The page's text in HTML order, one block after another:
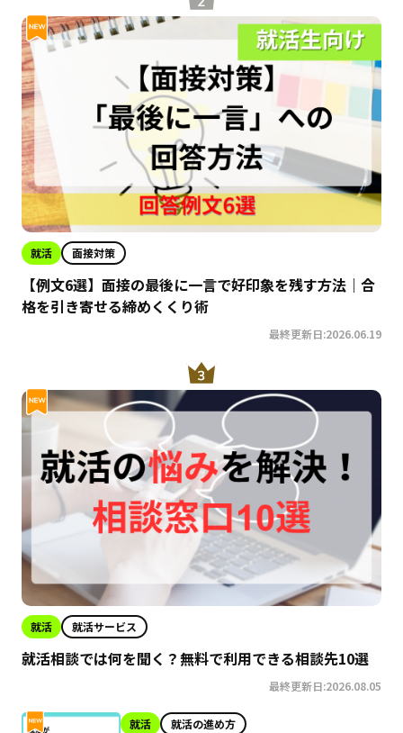
就活 面接対策
【例文6選】面接の最後に一言で好印象を残す方法｜合
格を引き寄せる締めくくり術
最終更新日:2026.06.19
就活 就活サービス
就活相談では何を聞く？無料で利用できる相談先10選
最終更新日:2026.08.05
就活 就活の進め方